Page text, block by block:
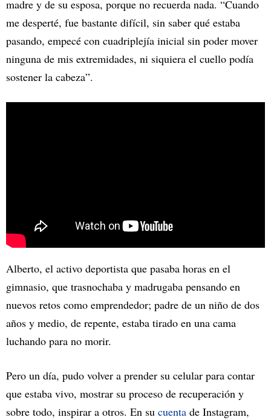
madre y de su esposa, porque no recuerda nada. “Cuando
me desperté, fue bastante difícil, sin saber qué estaba
pasando, empecé con cuadriplejía inicial sin poder mover
ninguna de mis extremidades, ni siquiera el cuello podía
sostener la cabeza”.
Alberto, el activo deportista que pasaba horas en el
gimnasio, que trasnochaba y madrugaba pensando en
nuevos retos como emprendedor; padre de un niño de dos
años y medio, de repente, estaba tirado en una cama
luchando para no morir.
Pero un día, pudo volver a prender su celular para contar
que estaba vivo, mostrar su proceso de recuperación y
sobre todo, inspirar a otros. En su cuenta de Instagram,